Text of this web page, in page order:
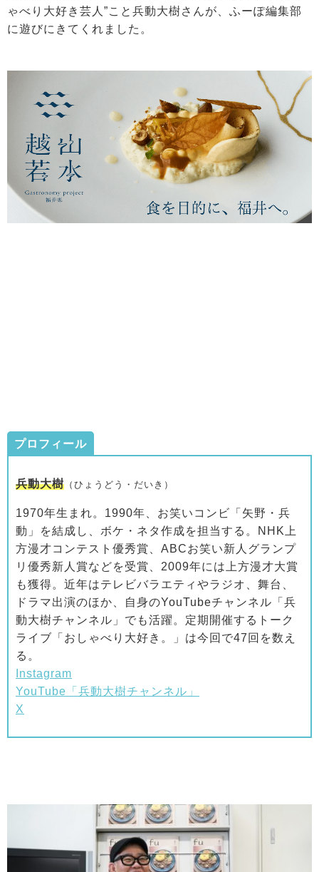
ゃべり大好き芸人”こと兵動大樹さんが、ふーぽ編集部
に遊びにきてくれました。
プロフィール
兵動大樹 （ひょうどう・だいき）
1970年生まれ。1990年、お笑いコンビ「矢野・兵
動」を結成し、ボケ・ネタ作成を担当する。NHK上
方漫才コンテスト優秀賞、ABCお笑い新人グランプ
リ優秀新人賞などを受賞、2009年には上方漫才大賞
も獲得。近年はテレビバラエティやラジオ、舞台、
ドラマ出演のほか、自身のYouTubeチャンネル「兵
動大樹チャンネル」でも活躍。定期開催するトーク
ライブ「おしゃべり大好き。」は今回で47回を数え
る。
Instagram
YouTube「兵動大樹チャンネル」
X